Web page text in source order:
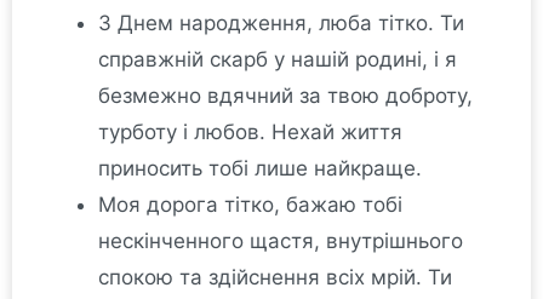
З Днем народження, люба тітко. Ти
справжній скарб у нашій родині, і я
безмежно вдячний за твою доброту,
турботу і любов. Нехай життя
приносить тобі лише найкраще.
Моя дорога тітко, бажаю тобі
нескінченного щастя, внутрішнього
спокою та здійснення всіх мрій. Ти